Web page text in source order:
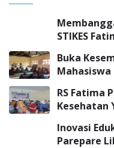
STIKES
Buka
Mahasiswa
RS Fatima
Kesehatan
Inovasi
Parepare